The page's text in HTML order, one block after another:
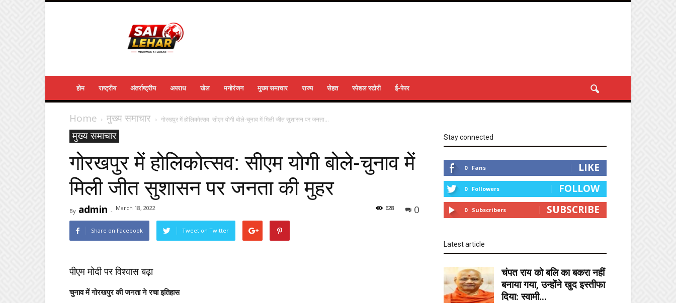
होम राष्ट्रीय अंतर्राष्ट्रीय अपराध खेल मनोरंजन मुख्य समाचार राज्य सेहत स्पेशल स्टोरी ई-पेपर
Home मुख्य समाचार गोरखपुर में होलिकोत्सव: सीएम योगी बोले-चुनाव में मिली जीत सुशासन पर जनता...
मुख्य समाचार
गोरखपुर में होलिकोत्सव: सीएम योगी बोले-चुनाव में
मिली जीत सुशासन पर जनता की मुहर
By admin - March 18, 2022 0
628
Share on Facebook Tweet on Twitter
पीएम मोदी पर विश्वास बढ़ा
चुनाव में गोरखपुर की जनता ने रचा इतिहास
Stay connected
0 Fans LIKE
0 Followers FOLLOW
0 Subscribers SUBSCRIBE
Latest article
चंपत राय को बलि का बकरा नहीं
बनाया गया, उन्होंने खुद इस्तीफा
दिया: स्वामी...